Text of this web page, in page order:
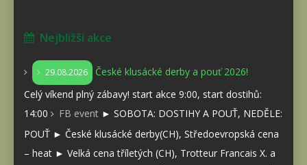
Nejbližší akce
29.08.2026
České klusácké derby a pouť 2026!
Celý víkend plný zábavy! start akce 9:00, start dostihů:
14:00
FB event ► SOBOTA: DOSTIHY A POUŤ, NEDĚLE:
POUŤ ► České klusácké derby(CH), Středoevropská cena
– heat ► Velká cena tříletých (CH), Trotteur Francais X. a